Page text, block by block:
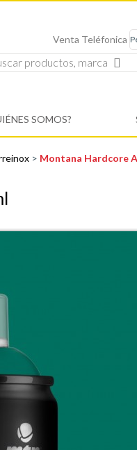
Venta Teléfonica
SOMOS?
> Montana Hardcore